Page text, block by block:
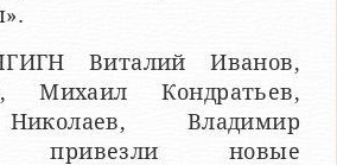
Виталий Иванов,
Михаил Кондратьев,
Владимир
привезли новые